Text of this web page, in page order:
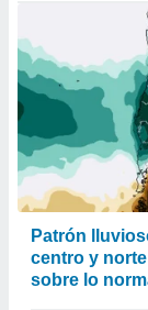
Patrón
centro y
sobre lo